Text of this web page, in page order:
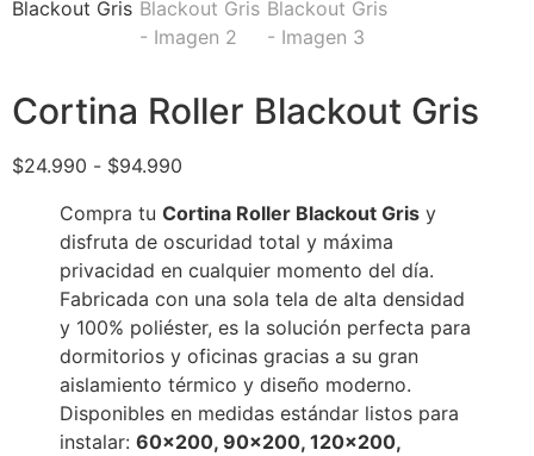
Cortina Roller Blackout Gris
$24.990 - $94.990
Compra tu Cortina Roller Blackout Gris y
disfruta de oscuridad total y máxima
privacidad en cualquier momento del día.
Fabricada con una sola tela de alta densidad
y 100% poliéster, es la solución perfecta para
dormitorios y oficinas gracias a su gran
aislamiento térmico y diseño moderno.
Disponibles en medidas estándar listos para
instalar: 60×200, 90×200, 120×200,